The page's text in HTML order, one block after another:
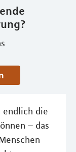
endlich die
– das